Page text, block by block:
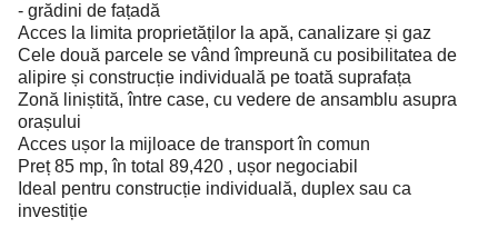
- grădini de fațadă
Acces la limita proprietăților la apă, canalizare și gaz
Cele două parcele se vând împreună cu posibilitatea de
alipire și construcție individuală pe toată suprafața
Zonă liniștită, între case, cu vedere de ansamblu asupra
orașului
Acces ușor la mijloace de transport în comun
Preț 85 mp, în total 89,420 , ușor negociabil
Ideal pentru construcție individuală, duplex sau ca
investiție